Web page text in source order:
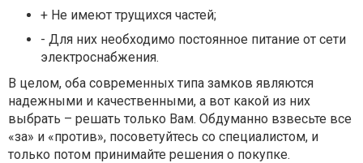
+ Не имеют трущихся частей;
- Для них необходимо постоянное питание от сети
электроснабжения.
В целом, оба современных типа замков являются
надежными и качественными, а вот какой из них
выбрать – решать только Вам. Обдуманно взвесьте все
«за» и «против», посоветуйтесь со специалистом, и
только потом принимайте решения о покупке.